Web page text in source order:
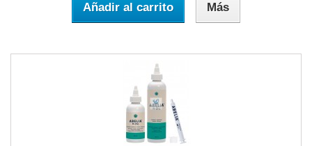
Añadir al carrito Más